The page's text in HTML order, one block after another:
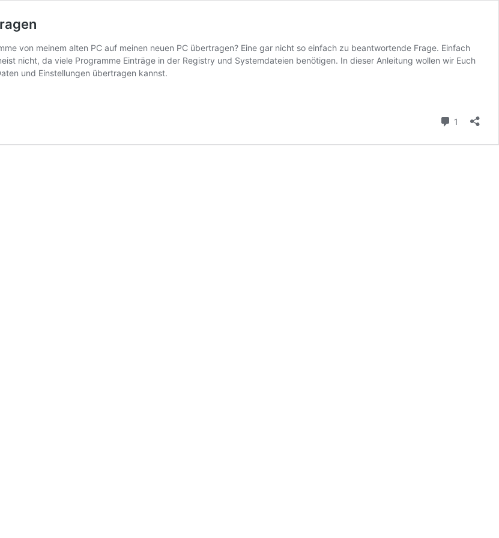
von meinem alten PC auf meinen neuen PC übertragen? Eine gar nicht so einfach zu beantwortende Frage. Einfach
nicht, da viele Programme Einträge in der Registry und Systemdateien benötigen. In dieser Anleitung wollen wir Euch
und Einstellungen übertragen kannst.
1